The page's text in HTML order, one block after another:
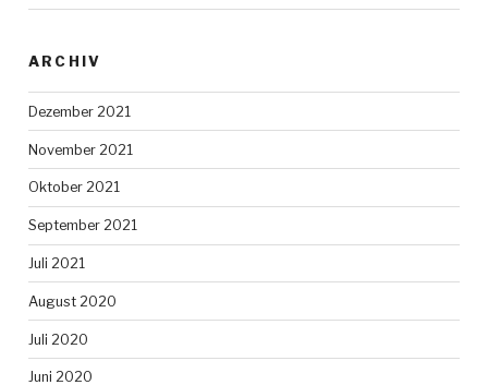
ARCHIV
Dezember 2021
November 2021
Oktober 2021
September 2021
Juli 2021
August 2020
Juli 2020
Juni 2020